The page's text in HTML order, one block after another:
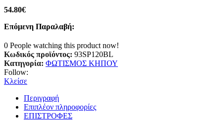
54.80€
Επόμενη Παραλαβή:
0 People watching this product now!
Κωδικός προϊόντος: 93SP120BL
Κατηγορία: ΦΩΤΙΣΜΟΣ ΚΗΠΟΥ
Follow:
Κλείσε
Περιγραφή
Επιπλέον πληροφορίες
ΕΠΙΣΤΡΟΦΕΣ